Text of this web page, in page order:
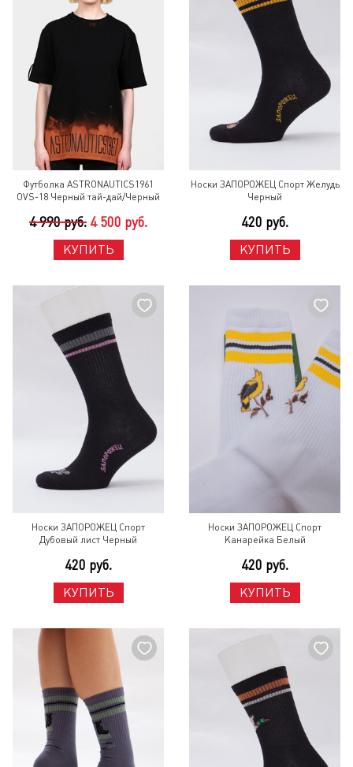
Футболка ASTRONAUTICS1961
OVS-18 Черный тай-дай/Черный
4 990 руб. 4 500 руб.
КУПИТЬ
Носки ЗАПОРОЖЕЦ Спорт Желудь
Черный
420 руб.
КУПИТЬ
Носки ЗАПОРОЖЕЦ Спорт
Дубовый лист Черный
420 руб.
КУПИТЬ
Носки ЗАПОРОЖЕЦ Спорт
Канарейка Белый
420 руб.
КУПИТЬ